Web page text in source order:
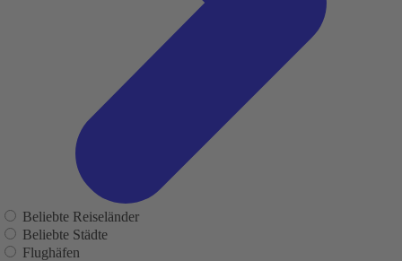
Beliebte Reiseländer
Beliebte Städte
Flughäfen